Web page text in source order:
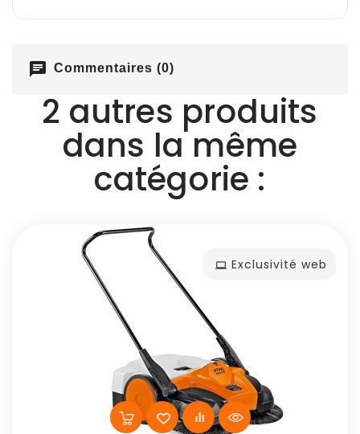
chat Commentaires (0)
2 autres produits
dans la même
catégorie :
Exclusivité web